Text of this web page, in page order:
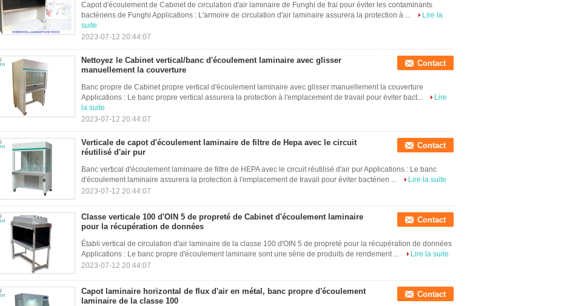
Capot d'écoulement de Cabinet de circulation d'air laminaire de Funghi de frai pour éviter les contaminants
bactériens de Funghi Applications : L'armoire de circulation d'air laminaire assurera la protection à ...
Lire la
suite
2023-07-12 20:44:07
Nettoyez le Cabinet vertical/banc d'écoulement laminaire avec glisser
manuellement la couverture
Contact
Banc propre de Cabinet propre vertical d'écoulement laminaire avec glisser manuellement la couverture
Applications : Le banc propre vertical assurera la protection à l'emplacement de travail pour éviter bact...
Lire
la suite
2023-07-12 20:44:07
Verticale de capot d'écoulement laminaire de filtre de Hepa avec le circuit
réutilisé d'air pur
Contact
Banc vertical d'écoulement laminaire de filtre de HEPA avec le circuit réutilisé d'air pur Applications : Le banc
d'écoulement laminaire assurera la protection à l'emplacement de travail pour éviter bactérien ...
Lire la suite
2023-07-12 20:44:07
Classe verticale 100 d'OIN 5 de propreté de Cabinet d'écoulement laminaire
pour la récupération de données
Contact
Établi vertical de circulation d'air laminaire de la classe 100 d'OIN 5 de propreté pour la récupération de données
Applications : Le banc propre d'écoulement laminaire sont une série de produits de rendement ...
Lire la suite
2023-07-12 20:44:07
Capot laminaire horizontal de flux d'air en métal, banc propre d'écoulement
laminaire de la classe 100
Contact